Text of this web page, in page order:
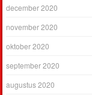
december 2020
november 2020
oktober 2020
september 2020
augustus 2020